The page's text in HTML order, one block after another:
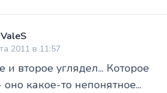
ValeS
2011 в 11:57
и второе углядел... Которое
какое-то непонятное...